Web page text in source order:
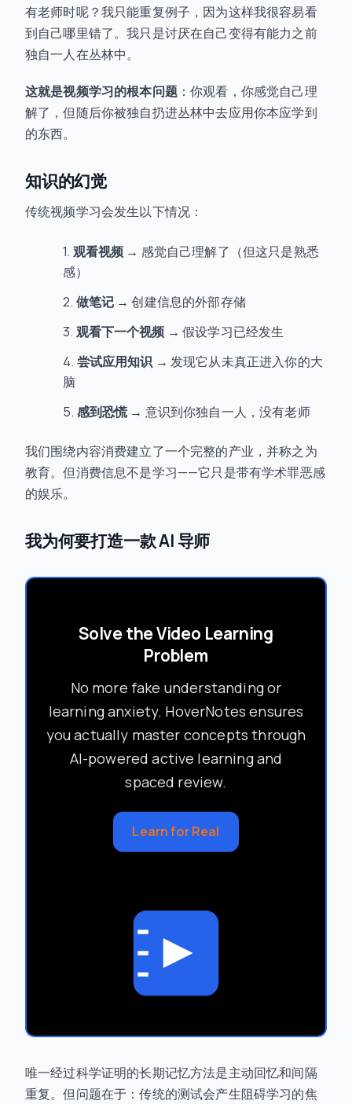
有老师时呢？我只能重复例子，因为这样我很容易看
到自己哪里错了。我只是讨厌在自己变得有能力之前
独自一人在丛林中。
这就是视频学习的根本问题：你观看，你感觉自己理
解了，但随后你被独自扔进丛林中去应用你本应学到
的东西。
知识的幻觉
传统视频学习会发生以下情况：
观看视频 → 感觉自己理解了（但这只是熟悉
感）
做笔记→ 创建信息的外部存储
观看下一个视频 → 假设学习已经发生
尝试应用知识 → 发现它从未真正进入你的大
脑
感到恐慌 → 意识到你独自一人，没有老师
我们围绕内容消费建立了一个完整的产业，并称之为
教育。但消费信息不是学习——它只是带有学术罪恶感
的娱乐。
我为何要打造一款 AI 导师
Solve the Video Learning
Problem
No more fake understanding or
learning anxiety. HoverNotes ensures
you actually master concepts through
AI-powered active learning and
spaced review.
Learn for Real
唯一经过科学证明的长期记忆方法是主动回忆和间隔
重复。但问题在于：传统的测试会产生阻碍学习的焦